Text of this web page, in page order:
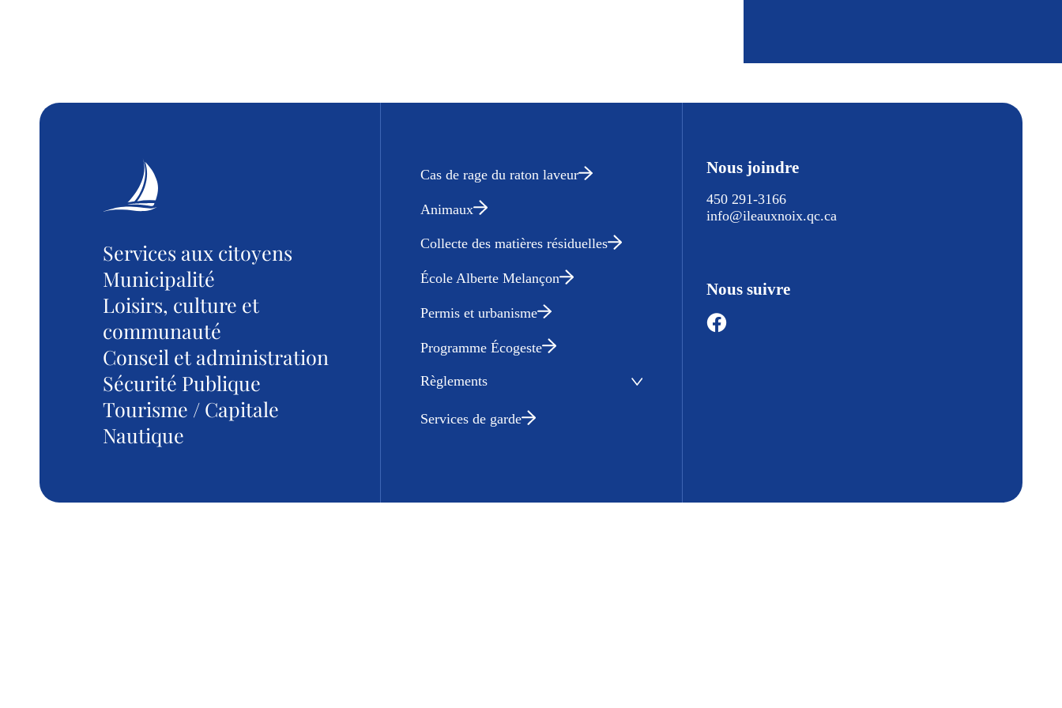
Services aux citoyens
Municipalité
Loisirs, culture et
communauté
Conseil et administration
Sécurité Publique
Tourisme / Capitale
Nautique
Cas de rage du raton laveur
Animaux
Collecte des matières résiduelles
École Alberte Melançon
Permis et urbanisme
Programme Écogeste
Règlements
Services de garde
Nous joindre
450 291-3166
info@ileauxnoix.qc.ca
Nous suivre